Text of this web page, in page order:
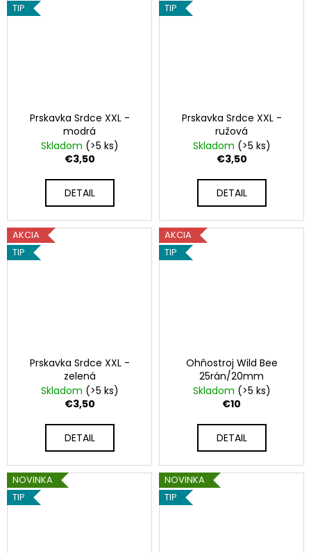
TIP
Prskavka Srdce XXL -
modrá
Skladom (>5 ks)
€3,50
DETAIL
TIP
Prskavka Srdce XXL -
ružová
Skladom (>5 ks)
€3,50
DETAIL
AKCIA
TIP
Prskavka Srdce XXL -
zelená
Skladom (>5 ks)
€3,50
DETAIL
AKCIA
TIP
Ohňostroj Wild Bee
25rán/20mm
Skladom (>5 ks)
€10
DETAIL
NOVINKA
TIP
NOVINKA
TIP